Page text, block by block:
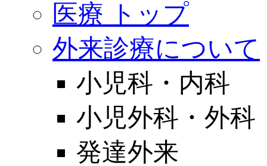
医療 トップ
外来診療について
小児科・内科
小児外科・外科
発達外来